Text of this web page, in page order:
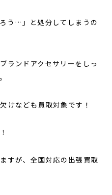
う…」と処分してしまうの
ランドアクセサリーをしっ
けなども買取対象です！
すが、全国対応の出張買取